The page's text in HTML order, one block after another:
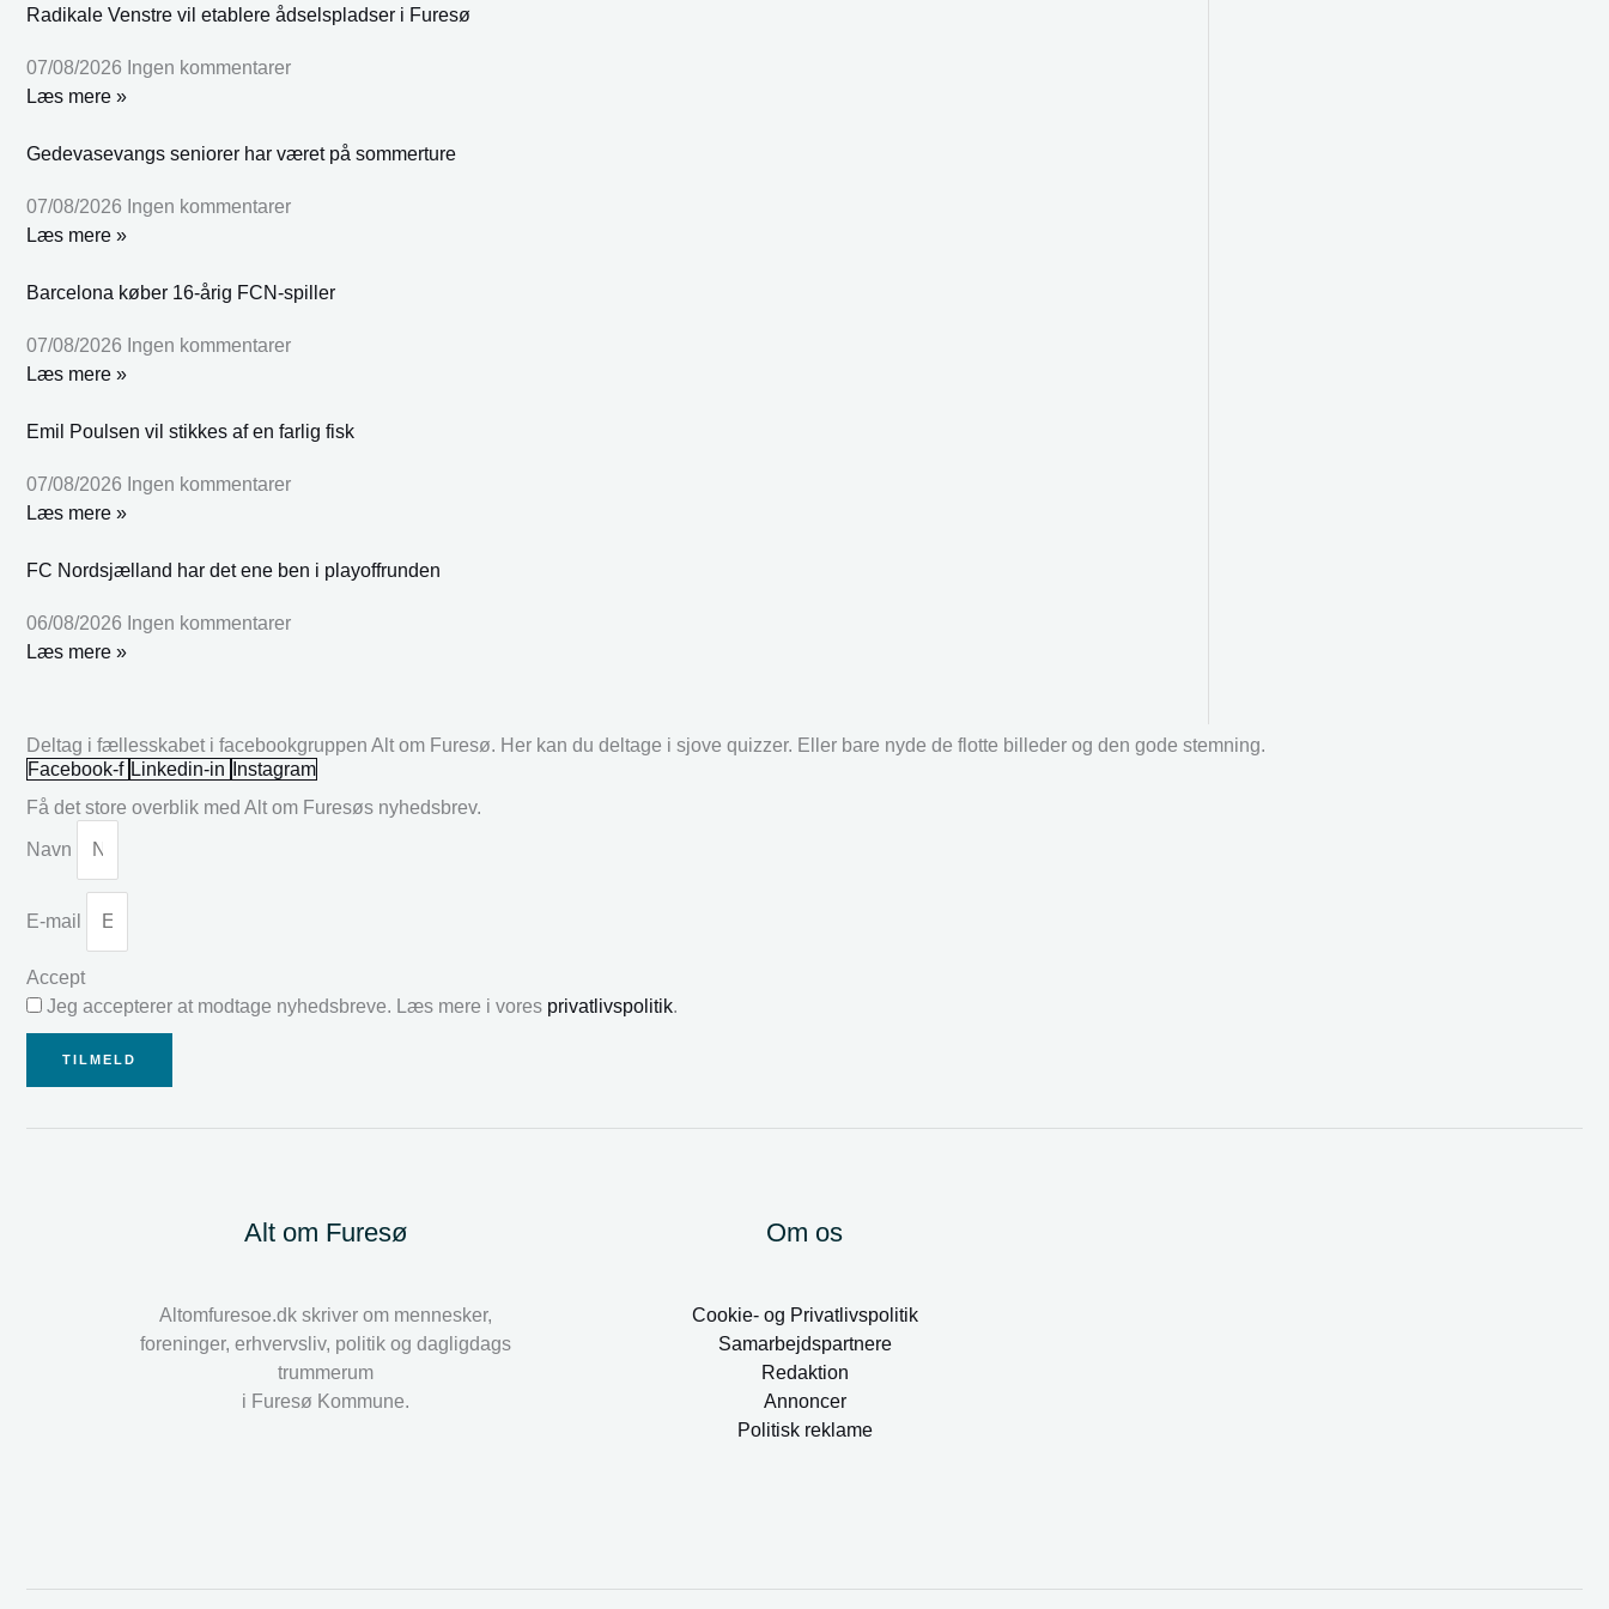
Radikale Venstre vil etablere ådselspladser i Furesø
07/08/2026 Ingen kommentarer
Læs mere »
Gedevasevangs seniorer har været på sommerture
07/08/2026 Ingen kommentarer
Læs mere »
Barcelona køber 16-årig FCN-spiller
07/08/2026 Ingen kommentarer
Læs mere »
Emil Poulsen vil stikkes af en farlig fisk
07/08/2026 Ingen kommentarer
Læs mere »
FC Nordsjælland har det ene ben i playoffrunden
06/08/2026 Ingen kommentarer
Læs mere »
Deltag i fællesskabet i facebookgruppen Alt om Furesø. Her kan du deltage i sjove quizzer. Eller bare nyde de flotte billeder og den gode stemning.
Facebook-f Linkedin-in
Instagram
Få det store overblik med Alt om Furesøs nyhedsbrev.
Navn
E-mail
Accept
Jeg accepterer at modtage nyhedsbreve. Læs mere i vores privatlivspolitik.
TILMELD
Alt om Furesø
Altomfuresoe.dk skriver om mennesker,
foreninger, erhvervsliv, politik og dagligdags
trummerum
i Furesø Kommune.
Om os
Cookie- og Privatlivspolitik
Samarbejdspartnere
Redaktion
Annoncer
Politisk reklame